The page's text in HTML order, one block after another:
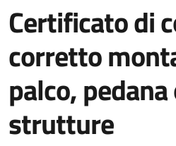
Certificato di
corretto
palco,
strutture